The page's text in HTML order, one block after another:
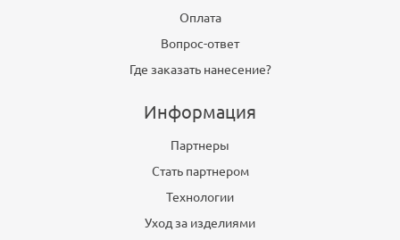
Оплата
Вопрос-ответ
Где заказать нанесение?
Информация
Партнеры
Стать партнером
Технологии
Уход за изделиями